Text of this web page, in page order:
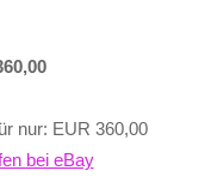
nur: EUR 360,00
bei eBay